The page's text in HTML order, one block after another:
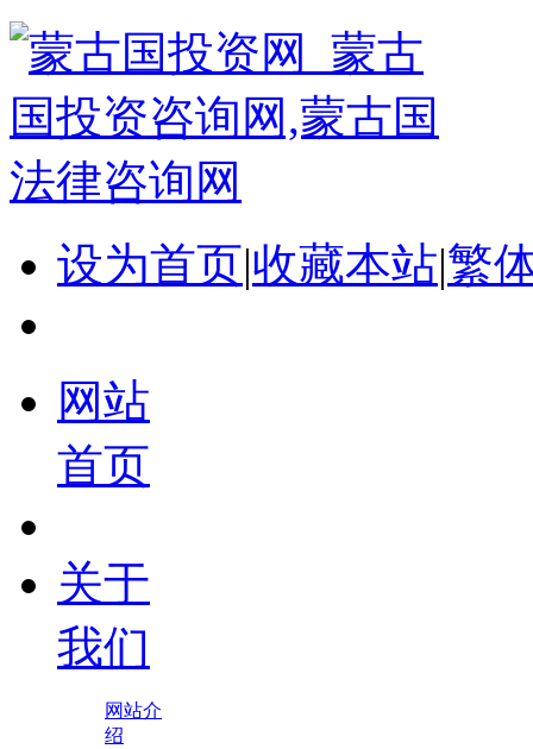
设为首页|收藏本站|繁
网站
首页
关于
我们
网站介
绍